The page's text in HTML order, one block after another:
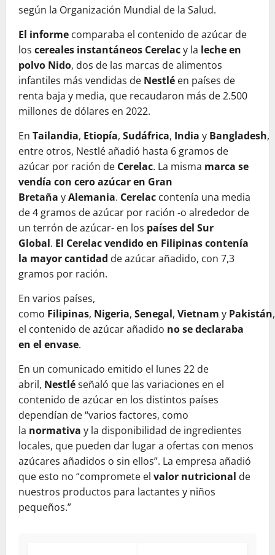
según la Organización Mundial de la Salud.
El informe comparaba el contenido de azúcar de
los cereales instantáneos Cerelacy la leche en
polvo Nido, dos de las marcas de alimentos
infantiles más vendidas de Nestlé en países de
renta baja y media, que recaudaron más de 2.500
millones de dólares en 2022.
En Tailandia, Etiopía, Sudáfrica, India y Bangladesh,
entre otros, Nestlé añadió hasta 6 gramos de
azúcar por ración de Cerelac. La misma marca se
vendía con cero azúcar en Gran
Bretaña yAlemania. Cerelac contenía una media
de 4 gramos de azúcar por ración -o alrededor de
un terrón de azúcar- en los países del Sur
Global. El Cerelac vendido en Filipinas contenía
la mayor cantidad de azúcar añadido, con 7,3
gramos por ración.
En varios países,
como Filipinas, Nigeria, Senegal, Vietnam y Pakistán,
el contenido de azúcar añadido no se declaraba
en el envase.
En un comunicado emitido el lunes 22 de
abril, Nestléseñaló que las variaciones en el
contenido de azúcar en los distintos países
dependían de “varios factores, como
la normativa y la disponibilidad de ingredientes
locales, que pueden dar lugar a ofertas con menos
azúcares añadidos o sin ellos”. La empresa añadió
que esto no “compromete el valor nutricional de
nuestros productos para lactantes y niños
pequeños.”